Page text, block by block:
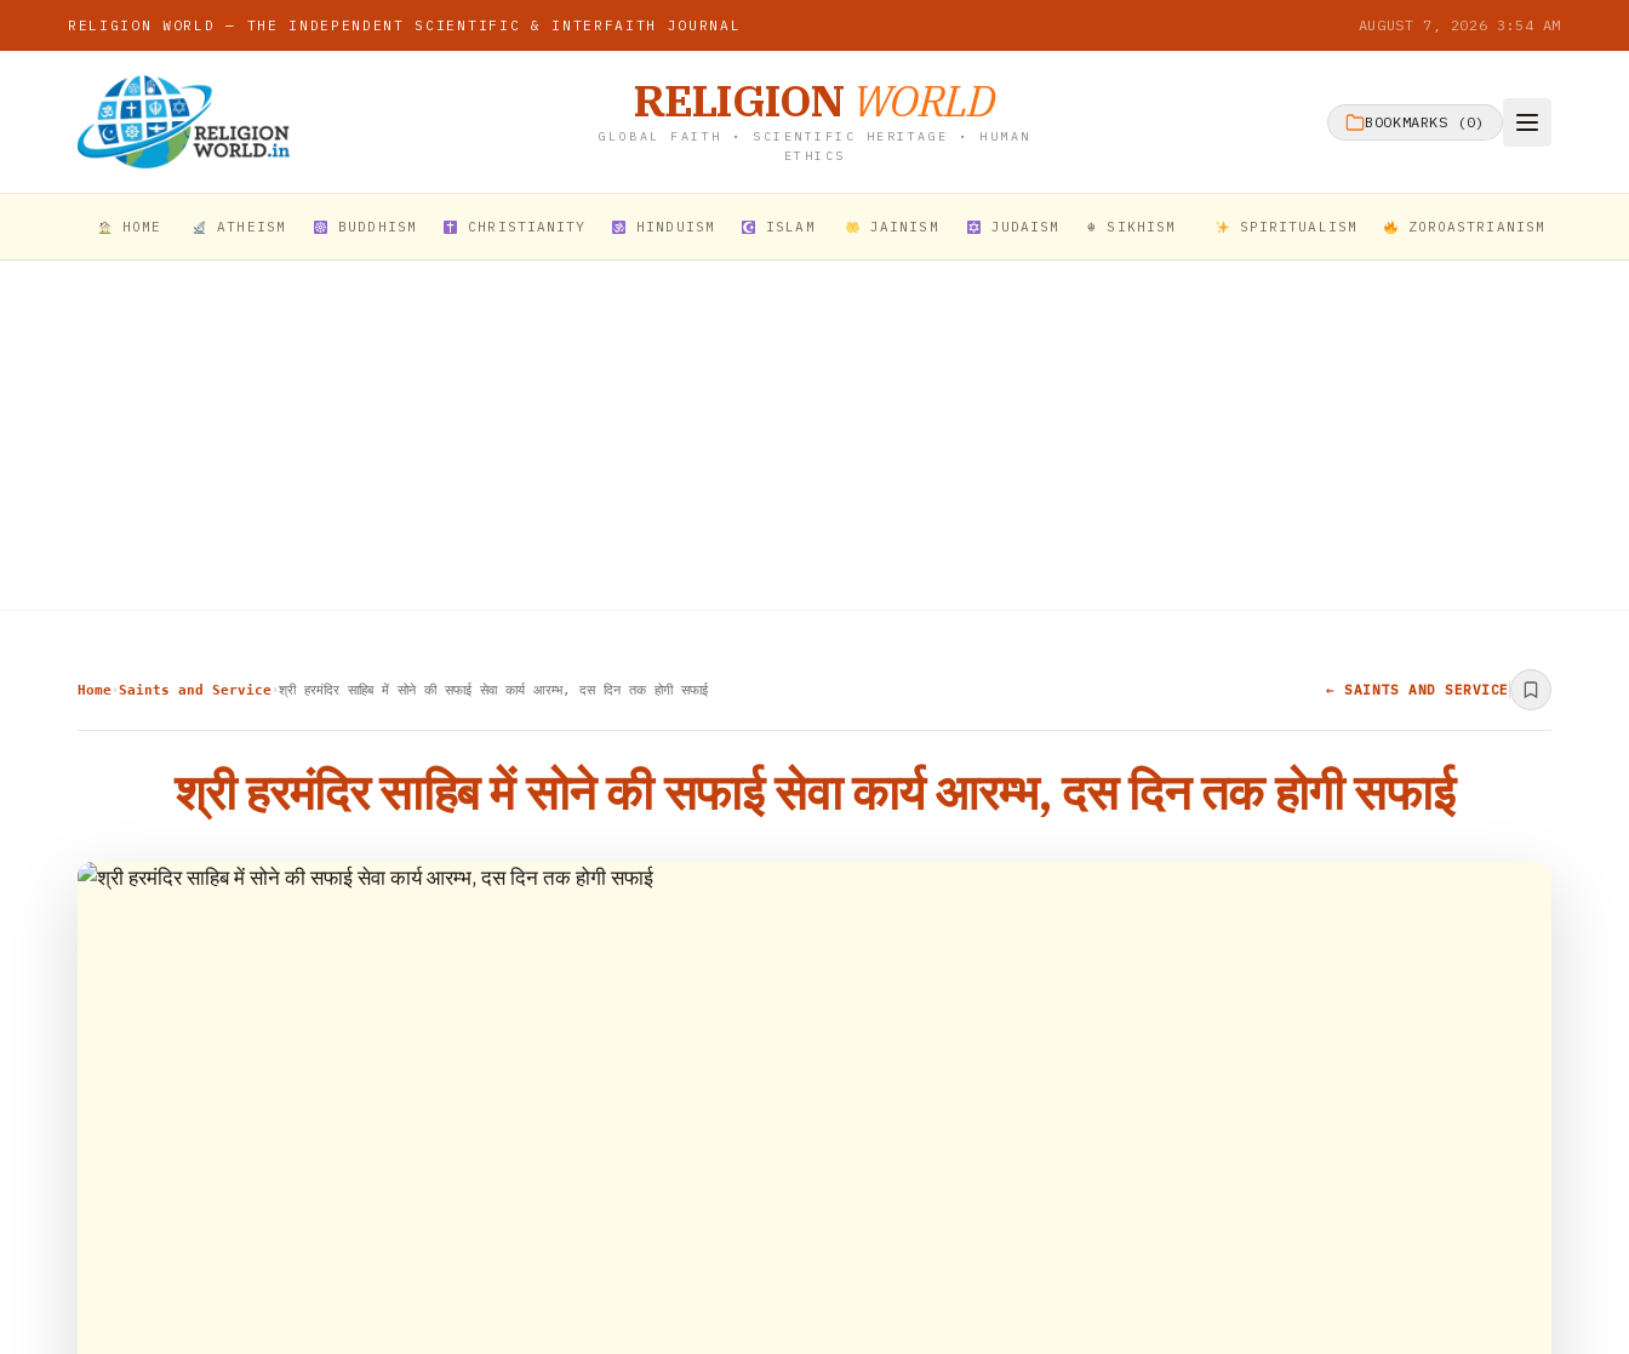
RELIGION WORLD — THE INDEPENDENT SCIENTIFIC & INTERFAITH JOURNAL AUGUST 7, 2026 3:54 AM
RELIGION WORLD
GLOBAL FAITH • SCIENTIFIC HERITAGE • HUMAN
ETHICS
BOOKMARKS ( 0)
HOME ATHEISM BUDDHISM CHRISTIANITY HINDUISM ISLAM JAINISM JUDAISM ☬ SIKHISM SPIRITUALISM ZOROASTRIANISM
Home›Saints and Service›श्री हरमंदिर साहिब में सोने की सफाई सेवा कार्य आरम्भ, दस दिन तक होगी सफाई ← SAINTS AND SERVICE
श्री हरमंदिर साहिब में सोने की सफाई सेवा कार्य आरम्भ, दस दिन तक होगी सफाई